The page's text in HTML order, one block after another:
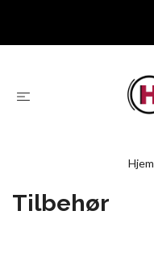
Hjem
Tilbehør